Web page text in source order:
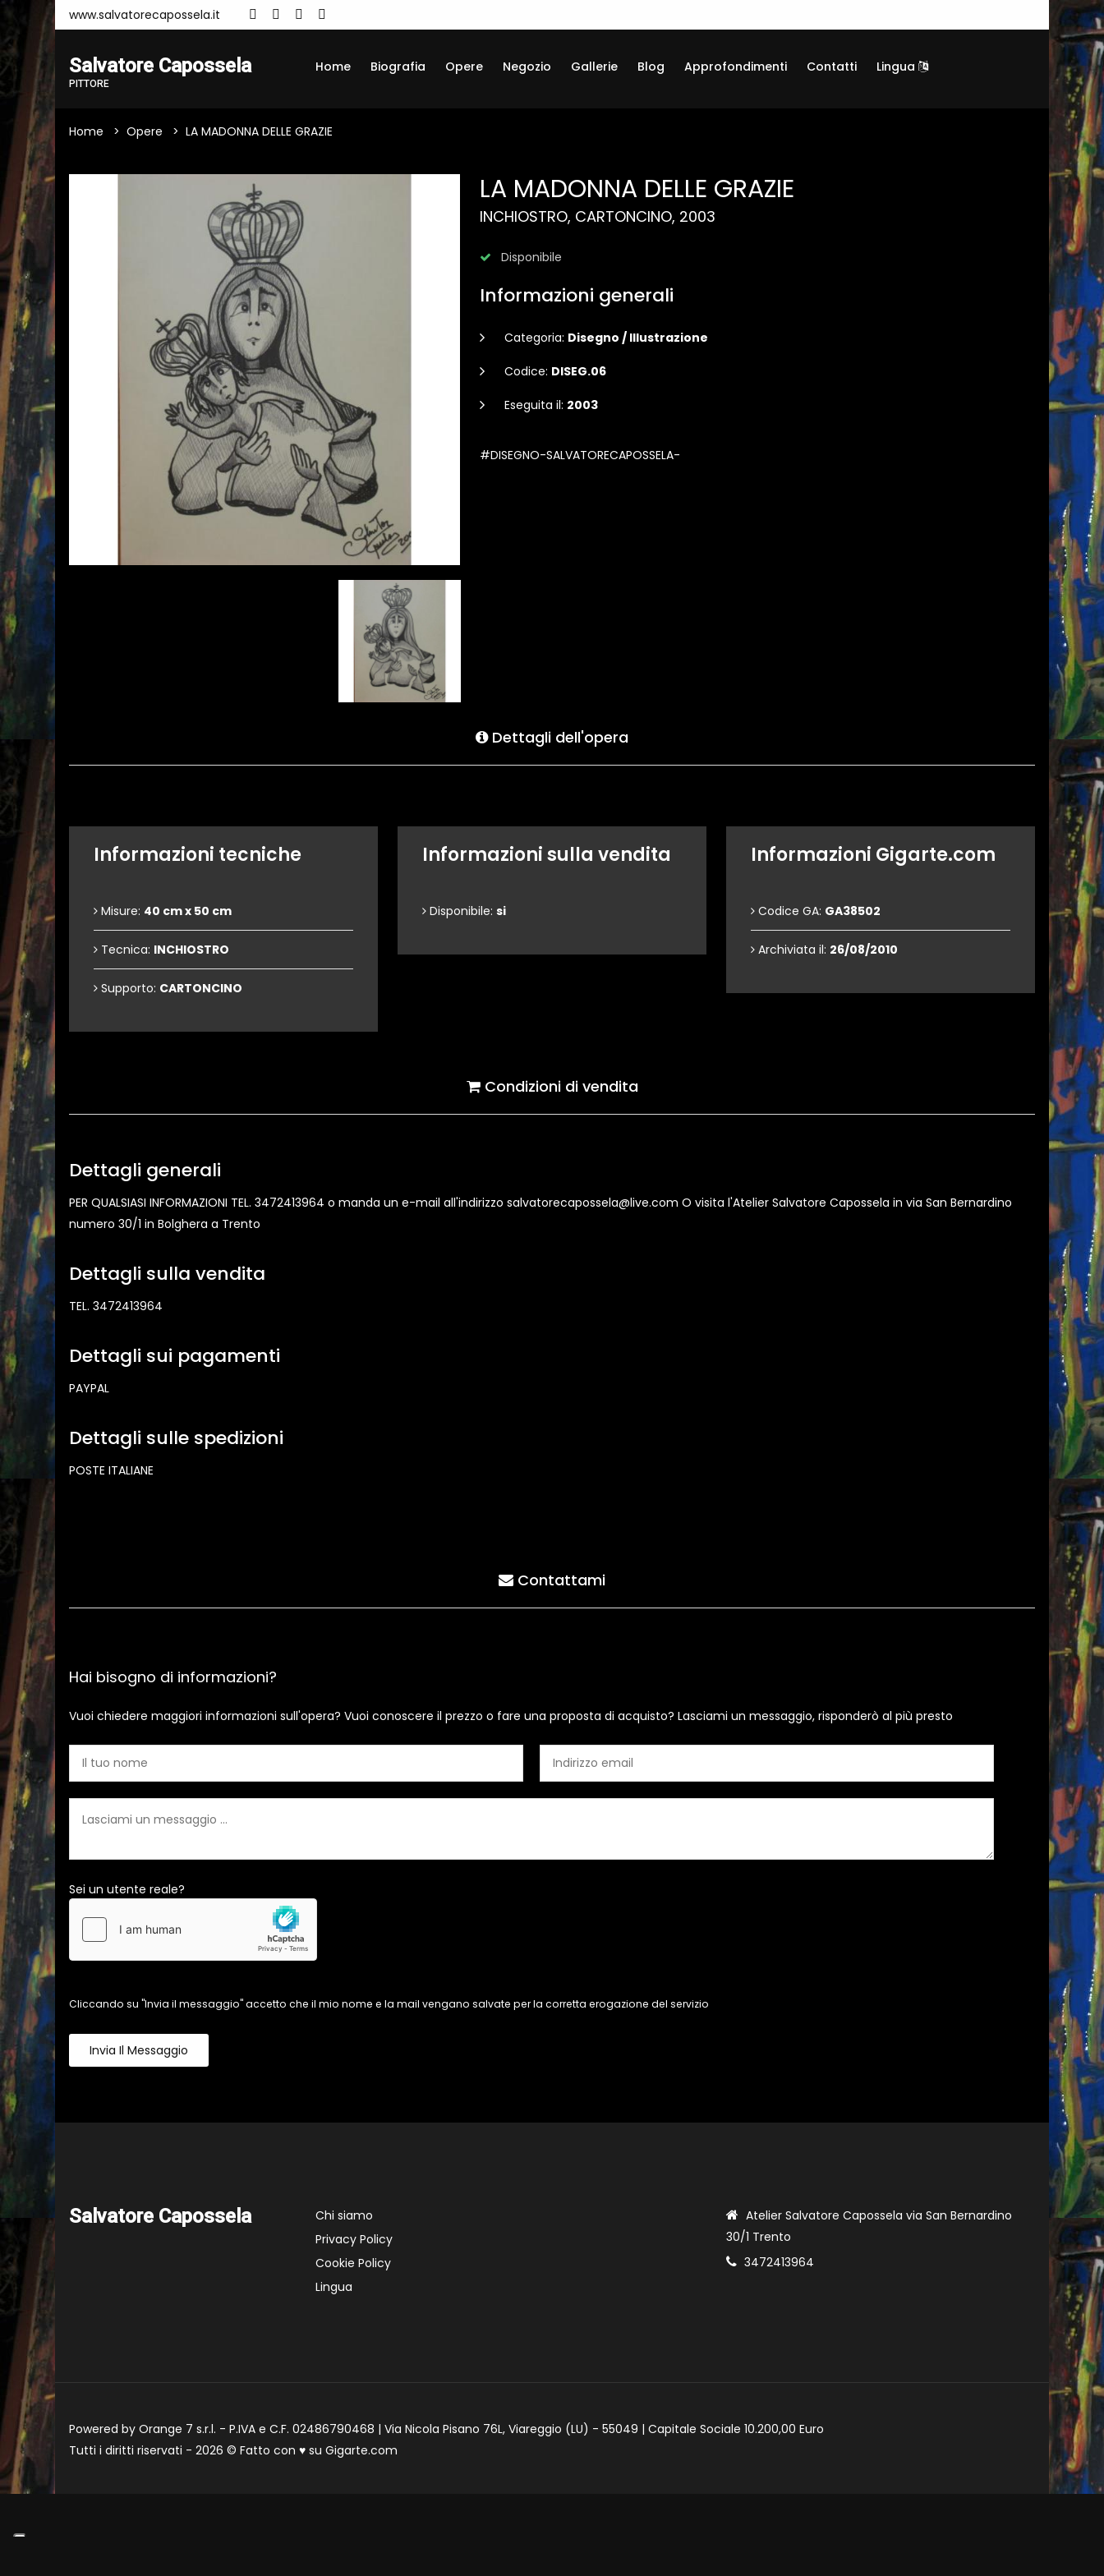
www.salvatorecapossela.it
Salvatore Capossela
PITTORE
Home Biografia Opere Negozio Gallerie Blog Approfondimenti Contatti Lingua
Home Opere LA MADONNA DELLE GRAZIE
LA MADONNA DELLE GRAZIE
INCHIOSTRO, CARTONCINO, 2003
Disponibile
Informazioni generali
Categoria: Disegno / Illustrazione
Codice: DISEG.06
Eseguita il: 2003
#DISEGNO-SALVATORECAPOSSELA-
Dettagli dell'opera
Informazioni tecniche
Misure: 40 cm x 50 cm
Tecnica: INCHIOSTRO
Supporto: CARTONCINO
Informazioni sulla vendita
Disponibile: si
Informazioni Gigarte.com
Codice GA: GA38502
Archiviata il: 26/08/2010
Condizioni di vendita
Dettagli generali
PER QUALSIASI INFORMAZIONI TEL. 3472413964 o manda un e-mail all'indirizzo salvatorecapossela@live.com O visita l'Atelier Salvatore Capossela in via San Bernardino
numero 30/1 in Bolghera a Trento
Dettagli sulla vendita
TEL. 3472413964
Dettagli sui pagamenti
PAYPAL
Dettagli sulle spedizioni
POSTE ITALIANE
Contattami
Hai bisogno di informazioni?
Vuoi chiedere maggiori informazioni sull'opera? Vuoi conoscere il prezzo o fare una proposta di acquisto? Lasciami un messaggio, risponderò al più presto
Sei un utente reale?
Cliccando su "Invia il messaggio" accetto che il mio nome e la mail vengano salvate per la corretta erogazione del servizio
Invia Il Messaggio
Salvatore Capossela
Chi siamo
Privacy Policy
Cookie Policy
Lingua
Atelier Salvatore Capossela via San Bernardino
30/1 Trento
3472413964
Powered by Orange 7 s.r.l. - P.IVA e C.F. 02486790468 | Via Nicola Pisano 76L, Viareggio (LU) - 55049 | Capitale Sociale 10.200,00 Euro
Tutti i diritti riservati - 2026 © Fatto con ♥ su Gigarte.com